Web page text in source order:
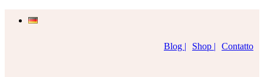
Blog | Shop | Contatto